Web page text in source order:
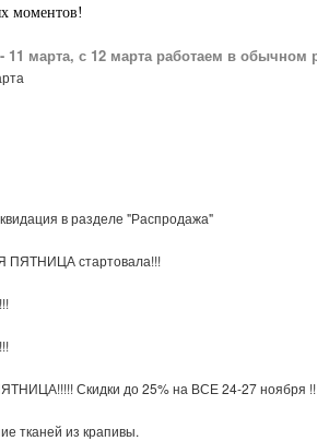
моментов!
11 марта, с 12 марта работаем в обычном
в разделе "Распродажа"
ПЯТНИЦА стартовала!!!
Скидки до 25% на ВСЕ 24-27 ноября
тканей из крапивы.